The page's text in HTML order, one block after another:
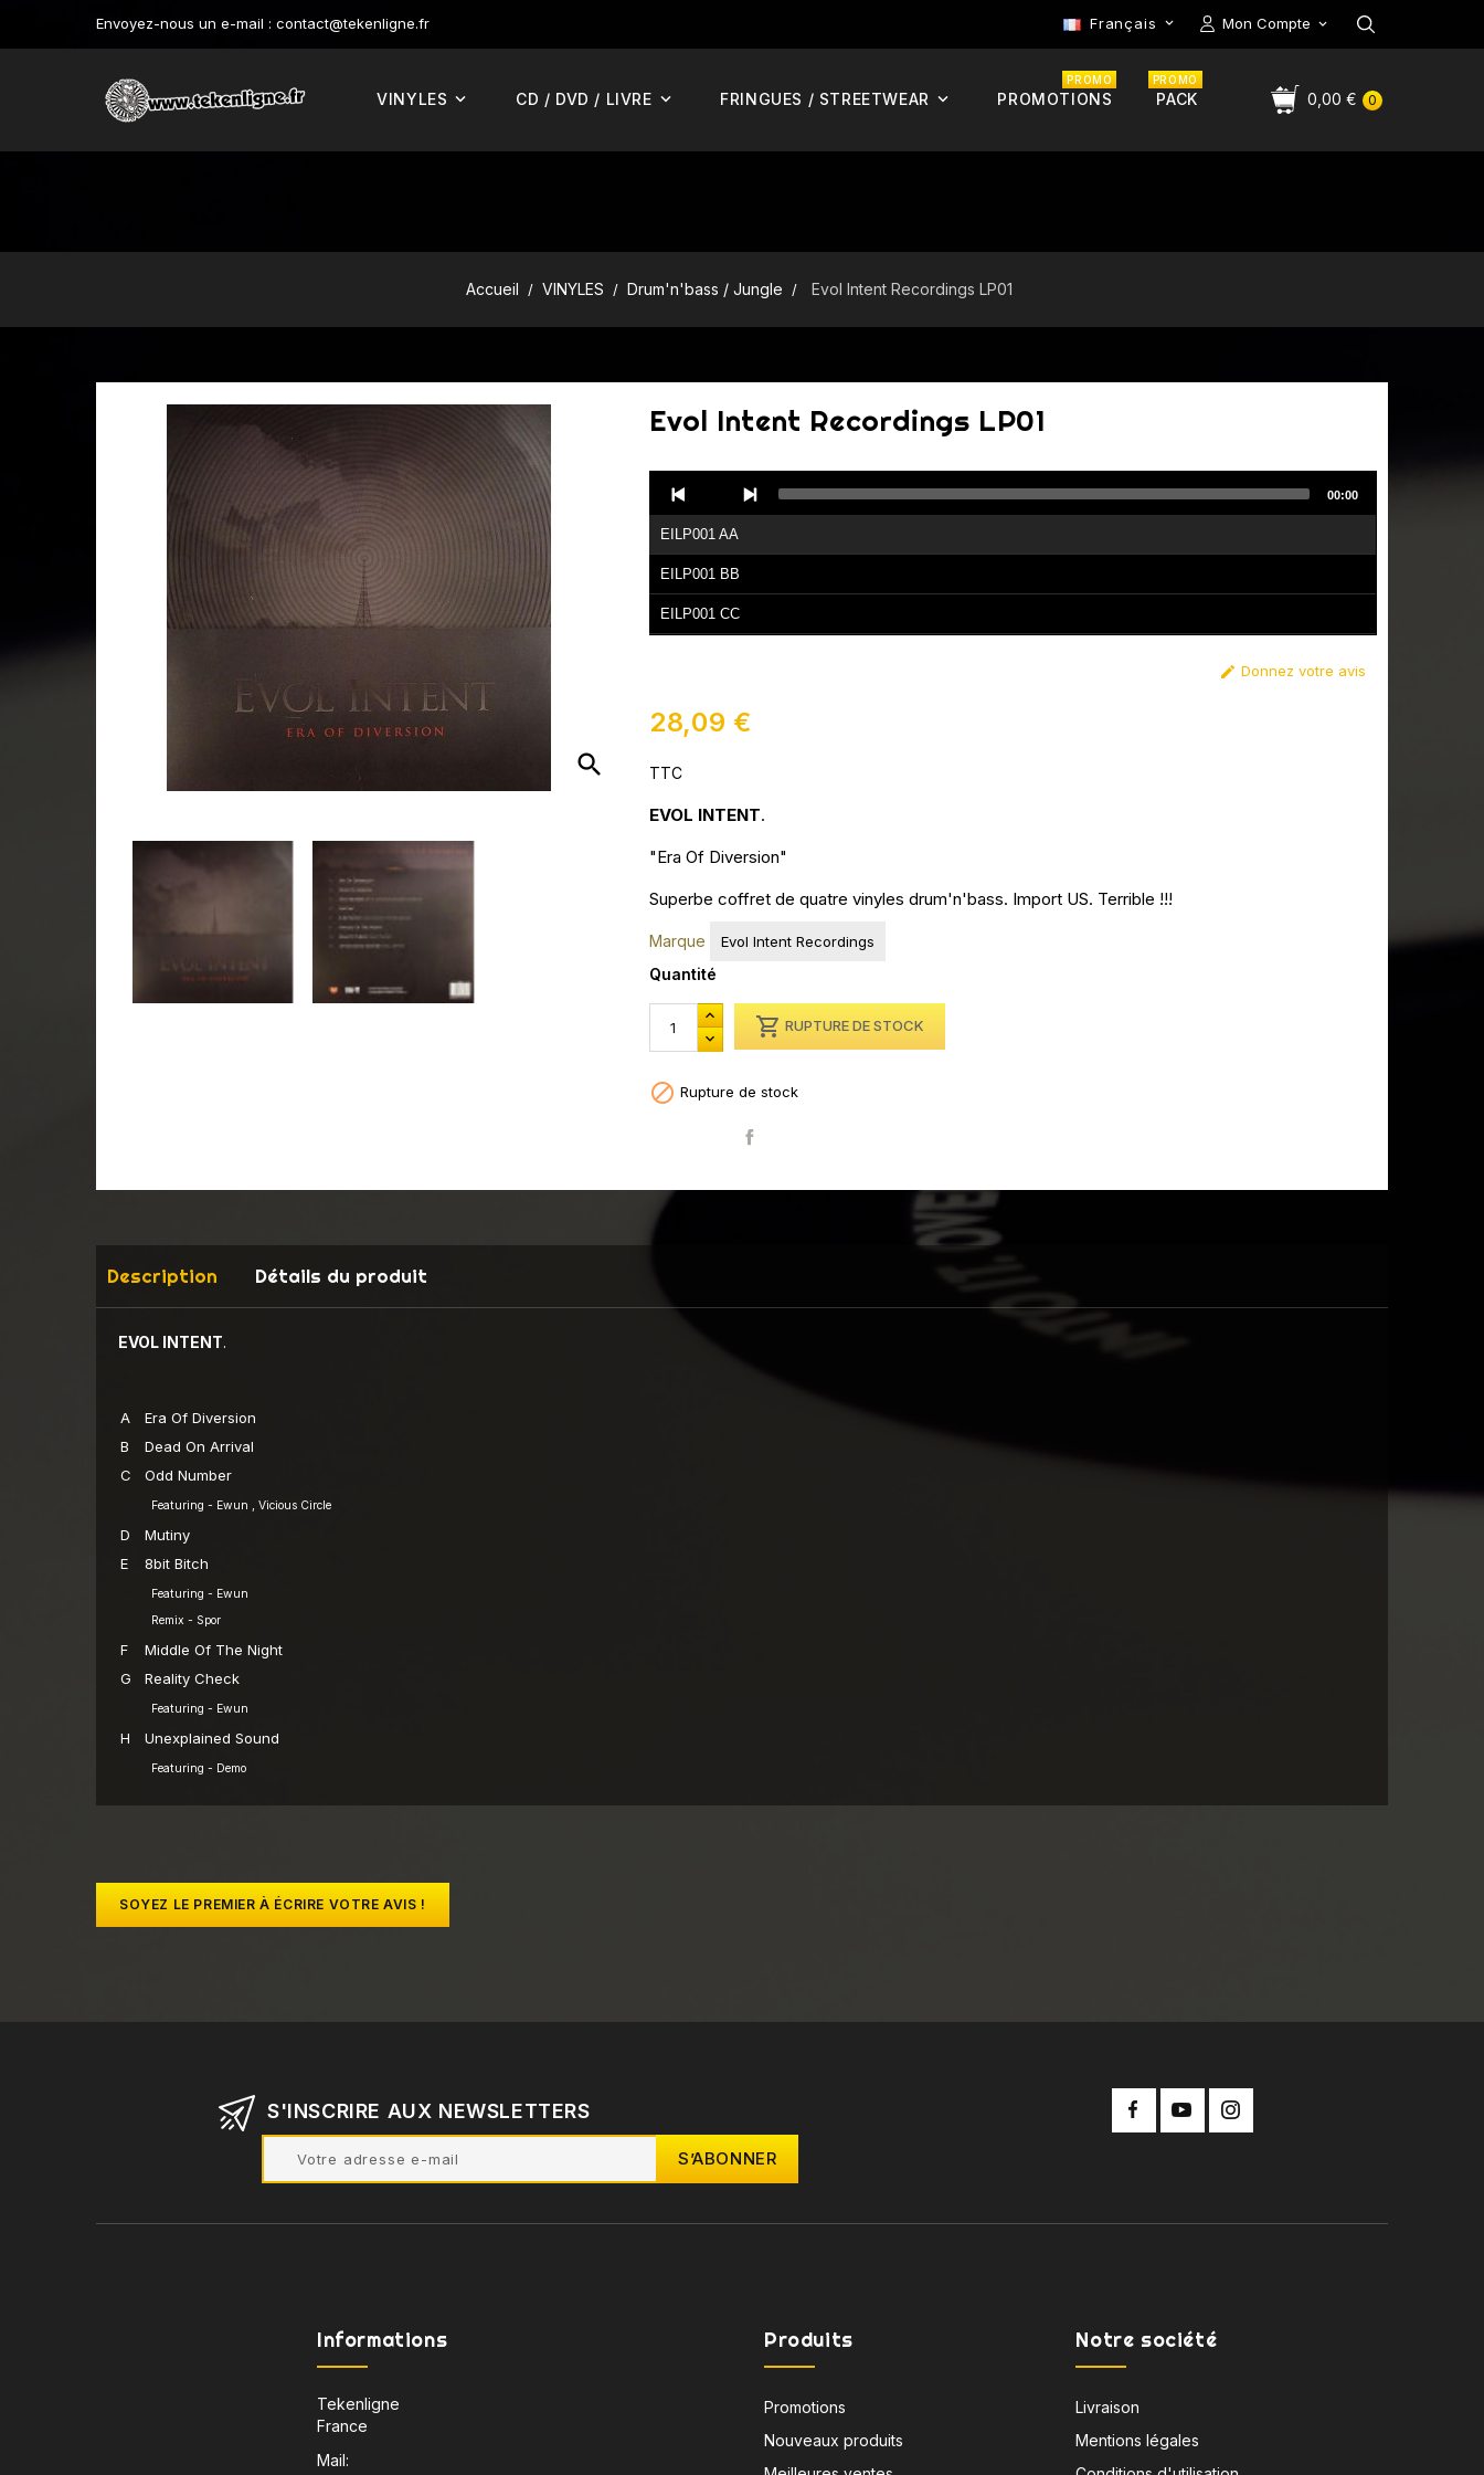
Envoyez-nous un e-mail : contact@tekenligne.fr Mon Compte
Français 
0
0,00 €
VINYLES CD / DVD / LIVRE FRINGUES / STREETWEAR PROMOTIONS
PROMO
PACK
PROMO
Accueil VINYLES Drum'n'bass / Jungle Evol Intent Recordings LP01
search
Evol Intent Recordings LP01
Player
EILP001 AA
EILP001 BB
EILP001 CC
EILP001 FF
EILP001 GG
EILP001 HH
00:00
 Donnez votre avis
28,09 €
TTC
EVOL INTENT.
"Era Of Diversion"
Superbe coffret de quatre vinyles drum'n'bass. Import US. Terrible !!!
Marque Evol Intent Recordings
Quantité
 RUPTURE DE STOCK
 Rupture de stock
Description Détails du produit
EVOL INTENT.
A
Era Of Diversion
B
Dead On Arrival
C
Odd Number
Featuring - Ewun , Vicious Circle
D
Mutiny
E
8bit Bitch
Featuring - Ewun
Remix - Spor
F
Middle Of The Night
G
Reality Check
Featuring - Ewun
H Unexplained Sound
Featuring - Demo
SOYEZ LE PREMIER À ÉCRIRE VOTRE AVIS !
S'INSCRIRE AUX NEWSLETTERS
Informations
Tekenligne
France
Mail:
Produits
Promotions
Nouveaux produits
Notre société
Livraison
Mentions légales